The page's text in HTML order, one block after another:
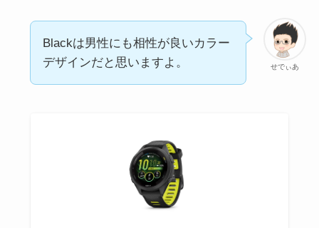
せでぃあ
Blackは男性にも相性が良いカラー
デザインだと思いますよ。